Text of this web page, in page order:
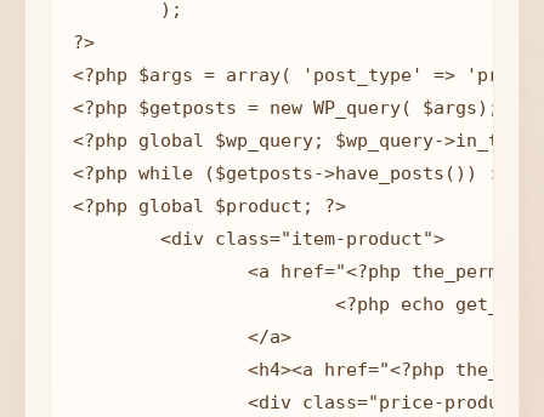
?>
<?php $args = array( 'post_type' =>
<?php $getposts = new WP_query( $args);?>
<?php global $wp_query; $wp_query-
<?php while ($getposts->have_posts()) :
<?php global $product; ?>